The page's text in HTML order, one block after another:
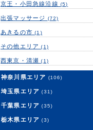
京王・小田急線沿線 (5)
出張マッサージ (72)
あきるの市(1)
その他エリア(1)
西東京・清瀬(1)
神奈川県エリア (106)
埼玉県エリア(31)
千葉県エリア(35)
栃木県エリア(3)